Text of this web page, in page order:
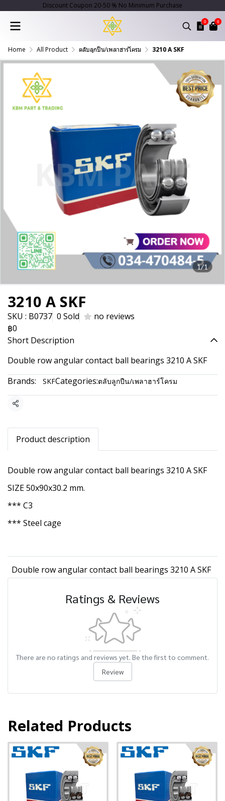
Discount Coupon 20-50 % No Minimum Purchase
0 0
Home All Product ตลับลูกปืน/เพลาฮาร์โครม 3210 A SKF
1/1
3210 A SKF
SKU : B0737 0 Sold
no reviews
฿0
Short Description
Double row angular contact ball bearings 3210 A SKF
Brands:
SKFCategories:ตลับลูกปืน/เพลาฮาร์โครม
Share
Product description
Double row angular contact ball bearings 3210 A SKF
SIZE 50x90x30.2 mm.
*** C3
*** Steel cage
Double row angular contact ball bearings 3210 A SKF
Ratings & Reviews
There are no ratings and reviews yet. Be the first to comment.
Review
Related Products